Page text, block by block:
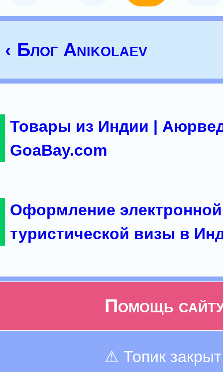
‹ Блог Anikolaev
Товары из Индии |
GoaBay.com
Оформление электронной
туристической визы в
Помощь
⚠ Топик закрыт